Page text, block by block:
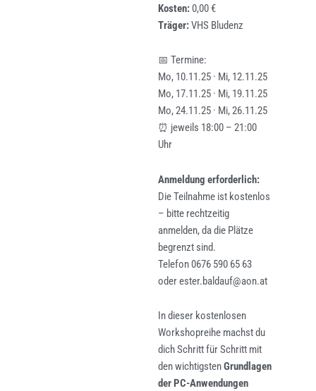
Kosten:0,00 €
Träger:VHS Bludenz
📅 Termine:
Mo, 10.11.25 · Mi, 12.11.25
Mo, 17.11.25 · Mi, 19.11.25
Mo, 24.11.25 · Mi, 26.11.25
⏰ jeweils 18:00 – 21:00
Uhr
Anmeldung erforderlich:
Die Teilnahme ist kostenlos
– bitte rechtzeitig
anmelden, da die Plätze
begrenzt sind.
Telefon 0676 590 65 63
oder ester.baldauf@aon.at
In dieser kostenlosen
Workshopreihe machst du
dich Schritt für Schritt mit
den wichtigstenGrundlagen
der PC-Anwendungen